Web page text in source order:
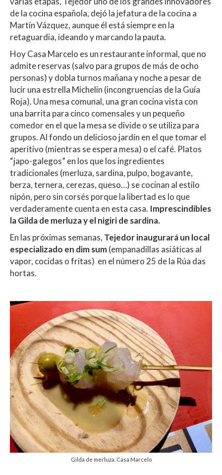
de la cocina española, dejó la jefatura de la cocina a
Martín Vázquez, aunque él está siempre en la
retaguardia, ideando y marcando la pauta.
Hoy Casa Marcelo es un restaurante informal, que no
admite reservas (salvo para grupos de más de ocho
personas) y dobla turnos mañana y noche a pesar de
lucir una estrella Michelin (incongruencias de la Guía
Roja). Una mesa comunal, una gran cocina vista con
una barrita para cinco comensales y un pequeño
comedor en el que la mesa se divide o se utiliza para
grupos. Al fondo un delicioso jardín en el que tomar el
aperitivo (mientras se espera mesa) o el café. Platos
“japo-galegos” en los que los ingredientes
tradicionales (merluza, sardina, pulpo, bogavante,
berza, ternera, cerezas, queso…) se cocinan al estilo
nipón, pero sin corsés porque la libertad es lo que
verdaderamente cuenta en esta casa. Imprescindibles
la Gilda de merluza y el nigiri de sardina.
En las próximas semanas, Tejedor inaugurará un local
especializado en dim sum(empanadillas asiáticas al
vapor, cocidas o fritas) en el número 25 de la Rúa das
hortas.
Gilda de merluza. Casa Marcelo